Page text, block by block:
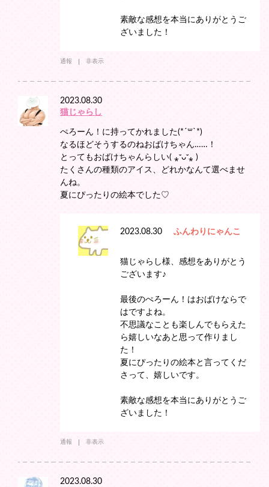
素敵な感想を本当にありがとうご
ざいました！
通報 非表示
2023.08.30
猫じゃらし
ぺろーん！に持ってかれました(*´꒳`*)
なるほどそうするのねおばけちゃん……！
とってもおばけちゃんらしい( ⁎ᵕᴗᵕ⁎ )
たくさんの種類のアイス、どれかなんて選べませ
んね。
夏にぴったりの絵本でした♡
2023.08.30 ふんわりにゃんこ
猫じゃらし様、感想をありがとう
ございます♪
最後のぺろーん！はおばけならで
はですよね。
不思議なことも楽しんでもらえた
ら嬉しいなあと思って作りまし
た！
夏にぴったりの絵本と言ってくだ
さって、嬉しいです。
素敵な感想を本当にありがとうご
ざいました！
通報 非表示
2023.08.30